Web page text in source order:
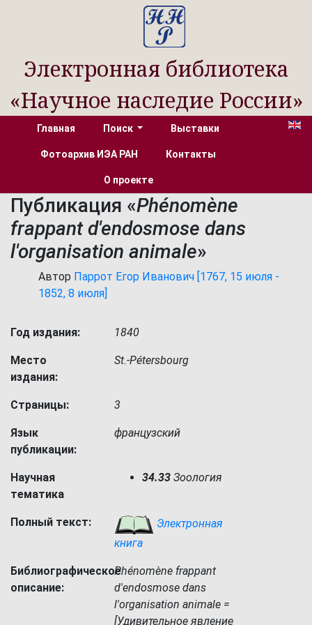
Электронная библиотека
«Научное наследие России»
Главная Поиск Выставки
Фотоархив ИЭА РАН Контакты
О проекте
Публикация «Phénomène
frappant d'endosmose dans
l'organisation animale»
Автор Паррот Егор Иванович [1767, 15 июля -
1852, 8 июля]
Год издания: 1840
Место
издания:
St.-Pétersbourg
Страницы: 3
Язык
публикации:
французский
Научная
тематика
34.33 Зоология
Полный текст:
Электронная
книга
Библиографическое
описание:
Phénomène frappant
d'endosmose dans
l'organisation animale =
[Удивительное явление